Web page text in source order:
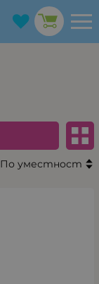
По уместност